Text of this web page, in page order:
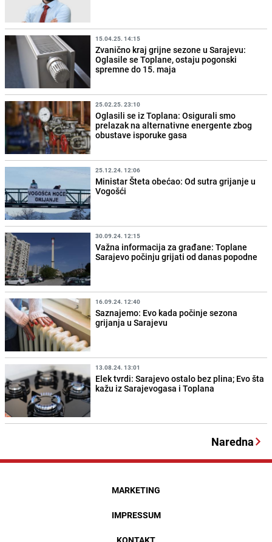
15.04.25. 14:15
Zvanično kraj grijne sezone u Sarajevu:
Oglasile se Toplane, ostaju pogonski
spremne do 15. maja
25.02.25. 23:10
Oglasili se iz Toplana: Osigurali smo
prelazak na alternativne energente zbog
obustave isporuke gasa
25.12.24. 12:06
Ministar Šteta obećao: Od sutra grijanje u
Vogošći
30.09.24. 12:15
Važna informacija za građane: Toplane
Sarajevo počinju grijati od danas popodne
16.09.24. 12:40
Saznajemo: Evo kada počinje sezona
grijanja u Sarajevu
13.08.24. 13:01
Elek tvrdi: Sarajevo ostalo bez plina; Evo šta
kažu iz Sarajevogasa i Toplana
Naredna
MARKETING
IMPRESSUM